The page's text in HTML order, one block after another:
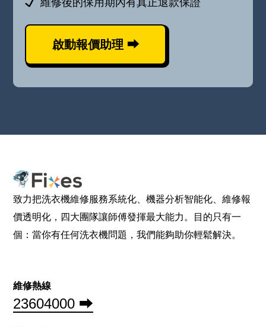
維修後的保用期內有真正退款保證
啟動報價助理 ⮕
致力把洗衣機維修服務系統化、機器分析智能化、維修報
價透明化，四大團隊讓師傅發揮最大能力。目的只有一
個：當你有任何洗衣機問題，我們能夠助你輕鬆解決。
維修熱線
23604000 ⮕